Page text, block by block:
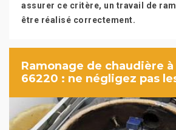
assurer ce critère, un travail de
être réalisé correctement.
Ramonage de chaudière
66220 : ne négligez pas